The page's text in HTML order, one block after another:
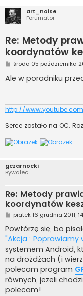
art_noise
Forumator
Re: Metody
koordynatów
P
s
t
środa 05 października
Ale w poradniku
http://
Serce zostało na OC.
gczarnocki
Bywalec
Re: Metody
koordynatów
P
o
s
t
piątek 16 grudnia 2011,
Powtórzę się, bo
"Akcja : Poprawiamy
systemem Android,
na drożdżach (i
polecam program
równych, jeżeli
polecam!